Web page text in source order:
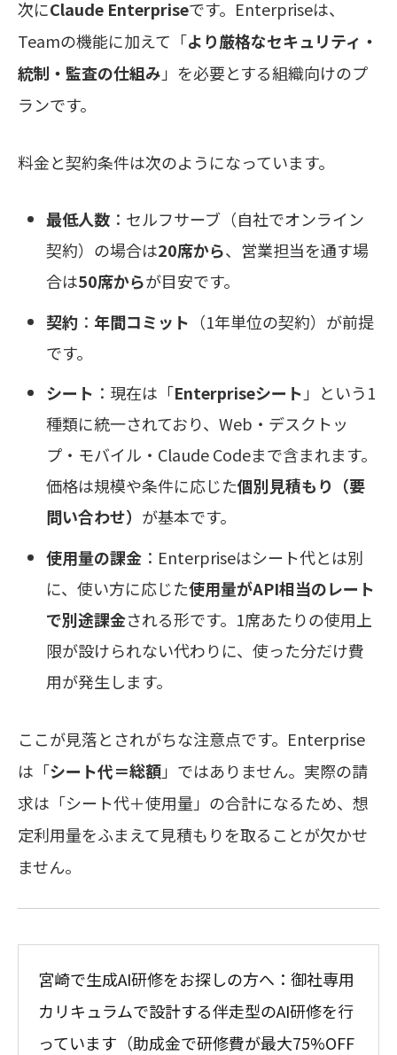
次にClaude Enterpriseです。Enterpriseは、
Teamの機能に加えて「より厳格なセキュリティ・
統制・監査の仕組み」を必要とする組織向けのプ
ランです。
料金と契約条件は次のようになっています。
最低人数 ：セルフサーブ（自社でオンライン
契約）の場合は20席から、営業担当を通す場
合は50席からが目安です。
契約 ： 年間コミット （1年単位の契約）が前提
です。
シート ：現在は「Enterpriseシート」という1
種類に統一されており、Web・デスクトッ
プ・モバイル・Claude Codeまで含まれます。
価格は規模や条件に応じた個別見積もり（要
問い合わせ） が基本です。
使用量の課金 ：Enterpriseはシート代とは別
に、使い方に応じた使用量がAPI相当のレート
で別途課金される形です。1席あたりの使用上
限が設けられない代わりに、使った分だけ費
用が発生します。
ここが見落とされがちな注意点です。Enterprise
は「シート代＝総額」ではありません。実際の請
求は「シート代＋使用量」の合計になるため、想
定利用量をふまえて見積もりを取ることが欠かせ
ません。
宮崎で生成AI研修をお探しの方へ：御社専用
カリキュラムで設計する伴走型のAI研修を行
っています（助成金で研修費が最大75%OFF